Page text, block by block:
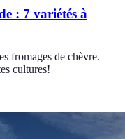
: 7 variétés à
fromages de chèvre.
cultures!